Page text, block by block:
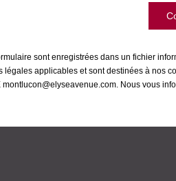
sont enregistrées dans un fichier
applicables et sont destinées à nos
montlucon@elyseavenue.com. Nous vous